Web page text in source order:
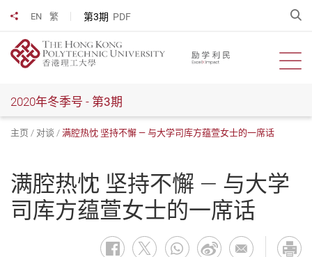
EN 繁 第3期 PDF
分享到
开
2020年冬季号 - 第3期
主页 对谈 满腔热忱 坚持不懈 — 与大学司库方蕴萱女士的一席话
满腔热忱 坚持不懈 — 与大学
司库方蕴萱女士的一席话